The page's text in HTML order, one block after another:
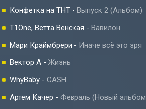
Конфетка на ТНТ - Выпуск 2 (Альбом)
T1One, Ветта Венская - Вавилон
Мари Краймбрери - Иначе всё это зря
Вектор А - Жизнь
WhyBaby - CASH
Артем Качер - Февраль (Новый альбом 2023)